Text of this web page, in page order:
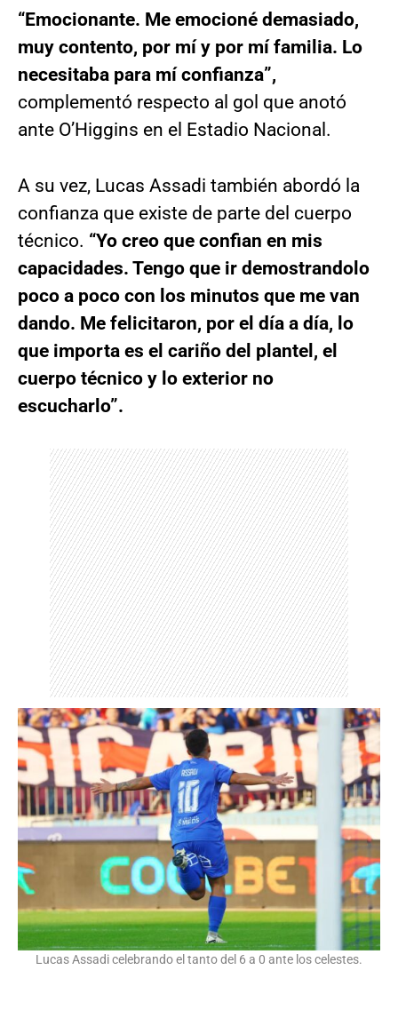
“Emocionante. Me emocioné demasiado,
muy contento, por mí y por mí familia. Lo
necesitaba para mí confianza”,
complementó respecto al gol que anotó
ante O’Higgins en el Estadio Nacional.
A su vez, Lucas Assadi también abordó la
confianza que existe de parte del cuerpo
técnico. “Yo creo que confian en mis
capacidades. Tengo que ir demostrandolo
poco a poco con los minutos que me van
dando. Me felicitaron, por el día a día, lo
que importa es el cariño del plantel, el
cuerpo técnico y lo exterior no
escucharlo”.
Lucas Assadi celebrando el tanto del 6 a 0 ante los celestes.